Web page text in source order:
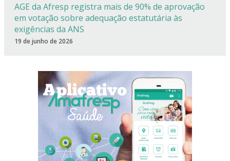
AGE da Afresp registra mais de 90% de aprovação
em votação sobre adequação estatutária às
exigências da ANS
19 de junho de 2026